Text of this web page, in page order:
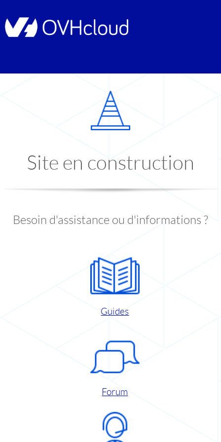
Site en construction
Besoin d'assistance ou d'informations ?
Guides
Forum